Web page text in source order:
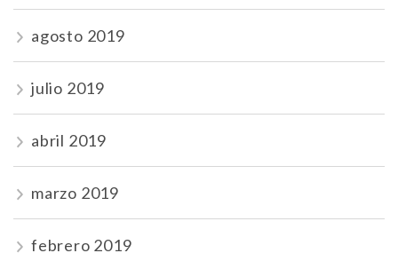
agosto 2019
julio 2019
abril 2019
marzo 2019
febrero 2019